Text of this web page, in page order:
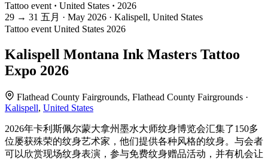
Tattoo event · United States · 2026
29 → 31 五月 · May 2026 · Kalispell, United States
Tattoo event United States 2026
Kalispell Montana Ink Masters Tattoo
Expo 2026
Flathead County Fairgrounds, Flathead County Fairgrounds ·
Kalispell, United States
2026年卡利斯佩尔蒙大拿州墨水大师纹身博览会汇集了150多
位屡获殊荣的纹身艺术家，他们提供各种风格的纹身。与会者
可以欣赏现场纹身表演，参与免费纹身赠品活动，并有机会让